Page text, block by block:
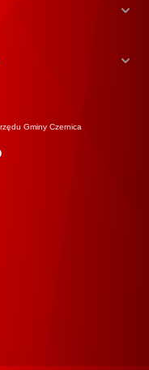
Gminy Czernica